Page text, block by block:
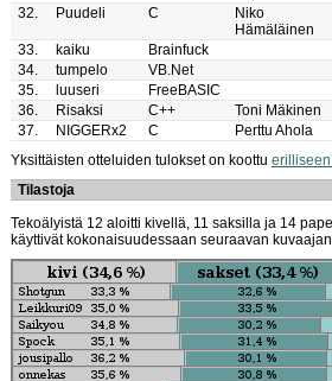
32. Puudeli C
Niko
Hämäläinen
33. kaiku Brainfuck
34.
tumpelo VB.Net
35.
luuseri FreeBASIC
36.
Risaksi C++ Toni Mäkinen
37.
NIGGERx2 C Perttu Ahola
Yksittäisten otteluiden tulokset on koottu
Tilastoja
Tekoälyistä 12 aloitti kivellä, 11 saksilla ja 14
käyttivät kokonaisuudessaan seuraavan